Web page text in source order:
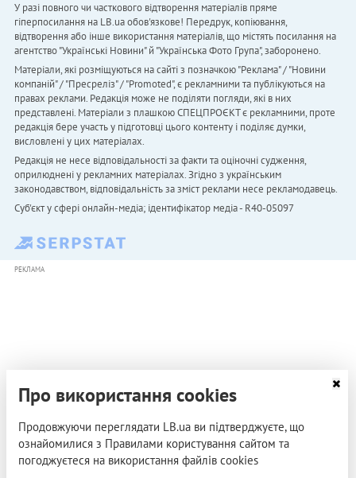
У разі повного чи часткового відтворення матеріалів пряме
гіперпосилання на LB.ua обов'язкове! Передрук, копіювання,
відтворення або інше використання матеріалів, що містять посилання на
агентство "Українськi Новини" й "Українська Фото Група", заборонено.
Матеріали, які розміщуються на сайті з позначкою "Реклама" / "Новини
компаній" / "Пресреліз" / "Promoted", є рекламними та публікуються на
правах реклами. Редакція може не поділяти погляди, які в них
представлені. Матеріали з плашкою СПЕЦПРОЄКТ є рекламними, проте
редакція бере участь у підготовці цього контенту і поділяє думки,
висловлені у цих матеріалах.
Редакція не несе відповідальності за факти та оціночні судження,
оприлюднені у рекламних матеріалах. Згідно з українським
законодавством, відповідальність за зміст реклами несе рекламодавець.
Cуб'єкт у сфері онлайн-медіа; ідентифікатор медіа - R40-05097
РЕКЛАМА
Про використання cookies
Продовжуючи переглядати LB.ua ви підтверджуєте, що
ознайомилися з Правилами користування сайтом та
погоджуєтеся на використання файлів cookies